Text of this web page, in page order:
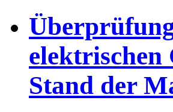
elektrischen
Stand der